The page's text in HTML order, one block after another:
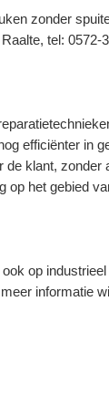
zonder
tel:
efficiënter in
klant,
op het gebied
op
informatie